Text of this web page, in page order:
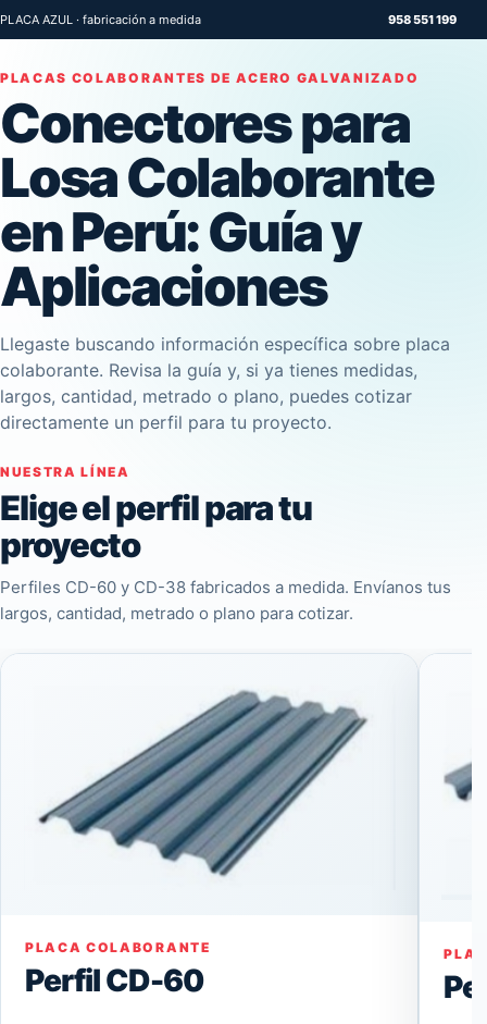
PLACA AZUL · fabricación a medida 958 551 199
PLACAS COLABORANTES DE ACERO GALVANIZADO
Conectores para
Losa Colaborante
en Perú: Guía y
Aplicaciones
Llegaste buscando información específica sobre placa
colaborante. Revisa la guía y, si ya tienes medidas,
largos, cantidad, metrado o plano, puedes cotizar
directamente un perfil para tu proyecto.
NUESTRA LÍNEA
Elige el perfil para tu
proyecto
Perfiles CD-60 y CD-38 fabricados a medida. Envíanos tus
largos, cantidad, metrado o plano para cotizar.
PLACA COLABORANTE
Perfil CD-60